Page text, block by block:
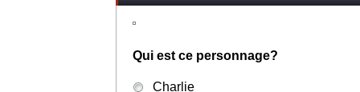
Qui est ce personnage?
Charlie